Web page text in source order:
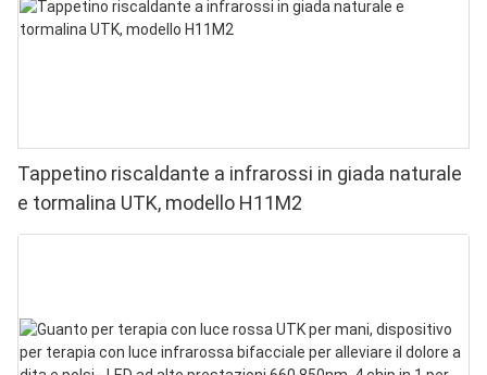
Tappetino riscaldante a infrarossi in giada naturale
e tormalina UTK, modello H11M2